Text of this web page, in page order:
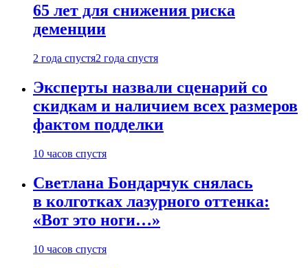
65 лет для снижения риска
деменции
2 года спустя2 года спустя
Эксперты назвали сценарий со
скидкам и наличием всех размеров
фактом подделки
10 часов спустя
Светлана Бондарчук снялась
в колготках лазурного оттенка:
«Вот это ноги…»
10 часов спустя